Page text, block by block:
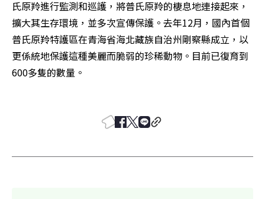
氏原羚進行監測和巡護，將普氏原羚的棲息地連接起來，
擴大其生存環境，並多次宣傳保護。去年12月，國內首個
普氏原羚特護區在青海省海北藏族自治州剛察縣成立，以
更係統地保護這種美麗而脆弱的珍稀動物。目前已復育到
600多隻的數量。